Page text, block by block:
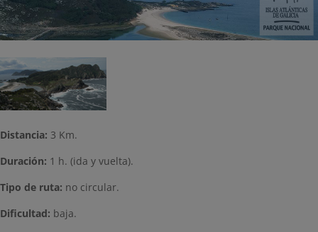
Distancia: 3 Km.
Duración: 1 h. (ida y vuelta).
Tipo de ruta: no circular.
Dificultad: baja.